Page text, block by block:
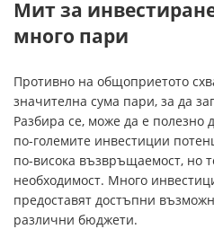
Мит за
много пари
Противно на общоприетото
значителна сума пари, за да
Разбира се, може да е полезно
по-големите инвестиции
по-висока възвръщаемост, но
необходимост. Много
предоставят достъпни
различни бюджети.